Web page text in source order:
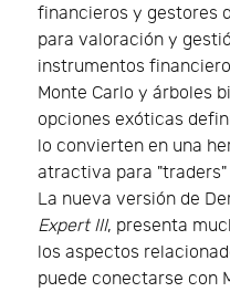
financieros y gestores
para valoración y
instrumentos
Monte Carlo y árboles
opciones exóticas
lo convierten en una
atractiva para
La nueva versión de
Expert III, presenta
los aspectos
puede conectarse con